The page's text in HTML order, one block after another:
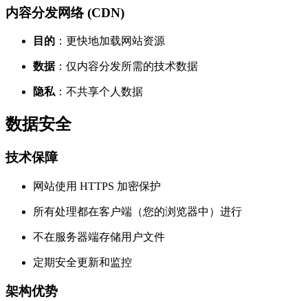
内容分发网络 (CDN)
目的 ：更快地加载网站资源
数据：仅内容分发所需的技术数据
隐私 ：不共享个人数据
数据安全
技术保障
网站使用 HTTPS 加密保护
所有处理都在客户端（您的浏览器中）进行
不在服务器端存储用户文件
定期安全更新和监控
架构优势